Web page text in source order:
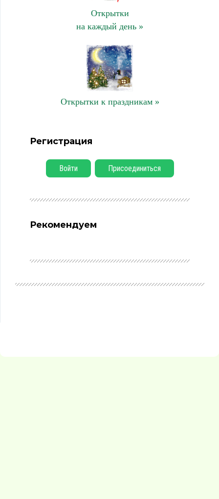
Открытки
на каждый день »
Открытки к праздникам »
Регистрация
Войти Присоединиться
Рекомендуем